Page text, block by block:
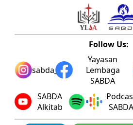
Follow Us:
sabda_ylsa
Yayasan
Lembaga
SABDA
SABDA
Alkitab
SABDA